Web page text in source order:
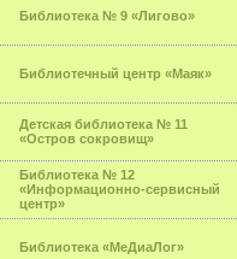
Библиотека № 9 «Лигово»
Библиотечный центр «Маяк»
Детская библиотека № 11
«Остров сокровищ»
Библиотека № 12
«Информационно-сервисный
центр»
Библиотека «МеДиаЛог»